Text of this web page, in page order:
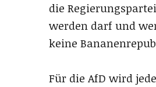
die
werden darf und
keine
Für die AfD wird